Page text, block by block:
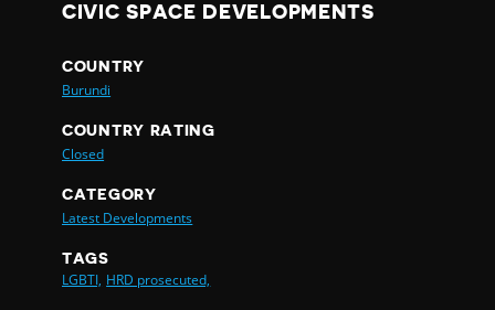
CIVIC SPACE DEVELOPMENTS
COUNTRY
Burundi
COUNTRY RATING
Closed
CATEGORY
Latest Developments
TAGS
LGBTI, HRD prosecuted,